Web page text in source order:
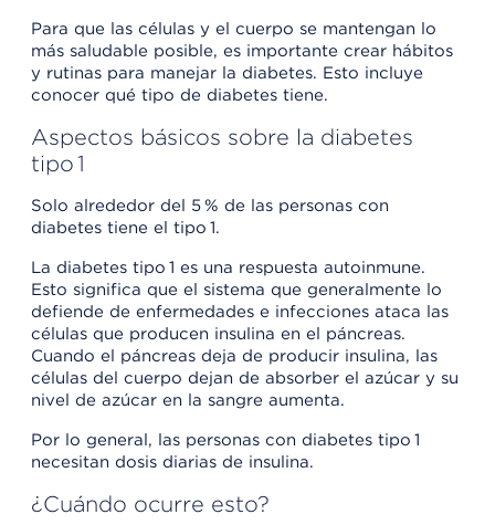
Para que las células y el cuerpo se mantengan lo
más saludable posible, es importante crear hábitos
y rutinas para manejar la diabetes. Esto incluye
conocer qué tipo de diabetes tiene.
Aspectos básicos sobre la diabetes
tipo 1
Solo alrededor del 5 % de las personas con
diabetes tiene el tipo 1.
La diabetes tipo 1 es una respuesta autoinmune.
Esto significa que el sistema que generalmente lo
defiende de enfermedades e infecciones ataca las
células que producen insulina en el páncreas.
Cuando el páncreas deja de producir insulina, las
células del cuerpo dejan de absorber el azúcar y su
nivel de azúcar en la sangre aumenta.
Por lo general, las personas con diabetes tipo 1
necesitan dosis diarias de insulina.
¿Cuándo ocurre esto?